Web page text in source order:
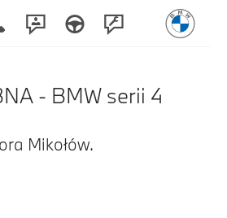
- BMW serii 4
Mikołów.